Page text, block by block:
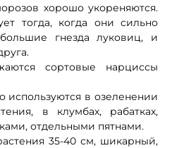
хорошо укореняются.
тогда, когда они сильно
большие гнезда луковиц, и
сортовые нарциссы
используются в озеленении
в клумбах, рабатках,
отдельными пятнами.
35-40 см, шикарный,